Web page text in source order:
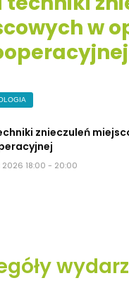
w
znieczuleń
2026 18:00 - 20:00